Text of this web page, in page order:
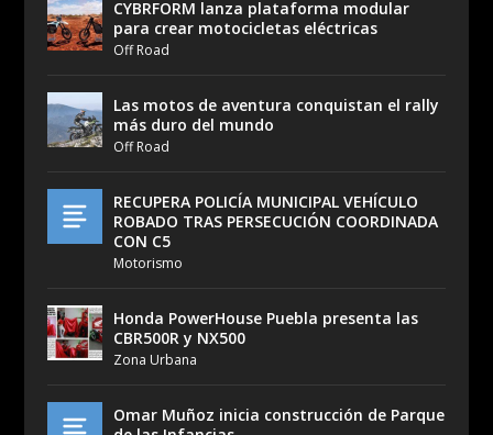
CYBRFORM lanza plataforma modular
para crear motocicletas eléctricas
Off Road
Las motos de aventura conquistan el rally
más duro del mundo
Off Road
RECUPERA POLICÍA MUNICIPAL VEHÍCULO
ROBADO TRAS PERSECUCIÓN COORDINADA
CON C5
Motorismo
Honda PowerHouse Puebla presenta las
CBR500R y NX500
Zona Urbana
Omar Muñoz inicia construcción de Parque